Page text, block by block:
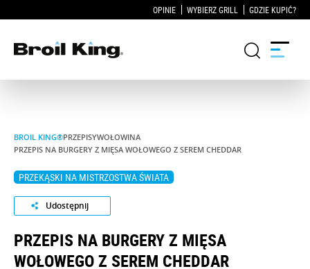
OPINIE WYBIERZ GRILL GDZIE KUPIĆ?
KUCHNIE OGRODOWE
Przepisy
BROIL KING®PRZEPISYWOŁOWINA
PRZEPIS NA BURGERY Z MIĘSA WOŁOWEGO Z SEREM CHEDDAR
PRZEKĄSKI NA MISTRZOSTWA ŚWIATA
Udostępnij
PRZEPIS NA BURGERY Z MIĘSA
WOŁOWEGO Z SEREM CHEDDAR